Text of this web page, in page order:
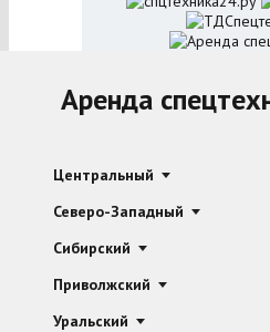
Аренда
Центральный
Северо-Западный
Сибирский
Приволжский
Уральский